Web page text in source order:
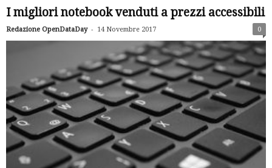
I migliori notebook venduti a prezzi accessibili
Redazione OpenDataDay - 14 Novembre 2017 0